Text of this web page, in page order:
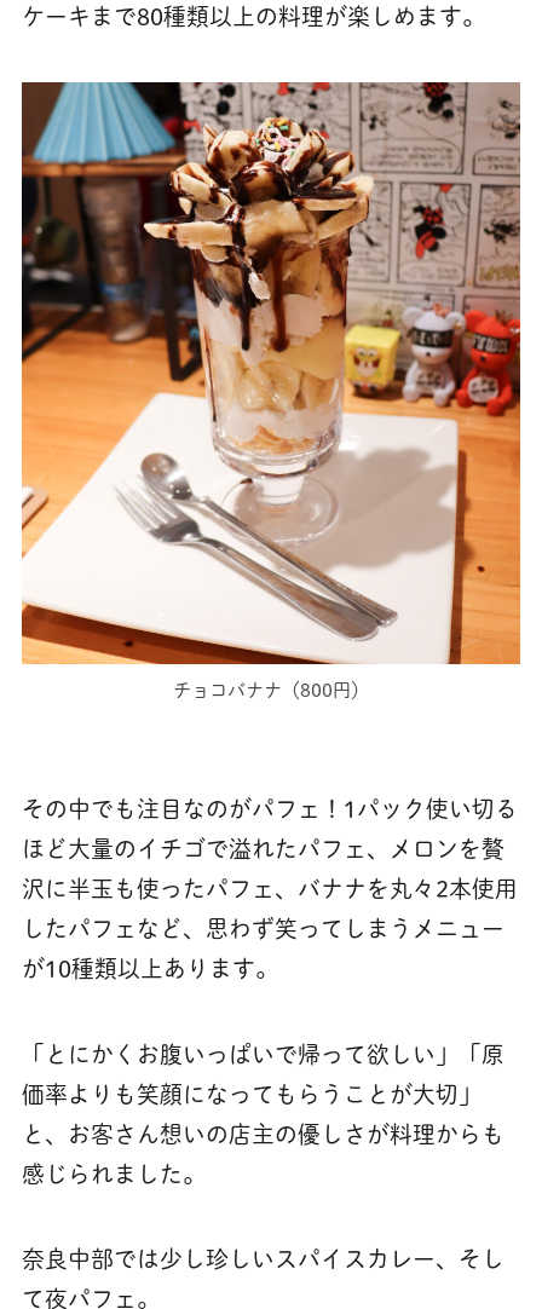
ケーキまで80種類以上の料理が楽しめます。
チョコバナナ（800円）
その中でも注目なのがパフェ！1パック使い切る
ほど大量のイチゴで溢れたパフェ、メロンを贅
沢に半玉も使ったパフェ、バナナを丸々2本使用
したパフェなど、思わず笑ってしまうメニュー
が10種類以上あります。
「とにかくお腹いっぱいで帰って欲しい」「原
価率よりも笑顔になってもらうことが大切」
と、お客さん想いの店主の優しさが料理からも
感じられました。
奈良中部では少し珍しいスパイスカレー、そし
て夜パフェ。